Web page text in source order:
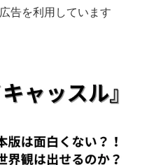
告を利用しています